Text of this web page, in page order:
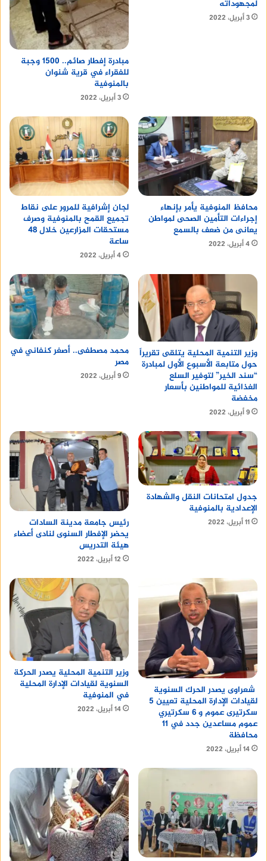
لمجهوداته
3 أبريل، 2022
مبادرة إفطار صائم.. 1500 وجبة
للفقراء في قرية شنوان
بالمنوفية
3 أبريل، 2022
محافظ المنوفية يأمر بإنهاء
إجراءات التأمين الصحى لمواطن
يعانى من ضعف بالسمع
4 أبريل، 2022
لجان إشرافية للمرور على نقاط
تجميع القمح بالمنوفية وصرف
مستحقات المزارعين خلال 48
ساعة
4 أبريل، 2022
وزير التنمية المحلية يتلقى تقريراً
حول متابعة الأسبوع الأول لمبادرة
“سند الخير” لتوفير السلع
الغذائية للمواطنين بأسعار
مخفضة
9 أبريل، 2022
محمد مصطفى.. أصغر كنفاني في
مصر
9 أبريل، 2022
جدول امتحانات النقل والشهادة
الإعدادية بالمنوفية
11 أبريل، 2022
رئيس جامعة مدينة السادات
يحضر الإفطار السنوى لنادى أعضاء
هيئة التدريس
12 أبريل، 2022
شعراوى يصدر الحرك السنوية
لقيادات الإدارة المحلية تعيين 5
سكرتيرى عموم و 6 سكرتيري
عموم مساعدين جدد في 11
محافظة
14 أبريل، 2022
وزير التنمية المحلية يصدر الحركة
السنوية لقيادات الإدارة المحلية
في المنوفية
14 أبريل، 2022